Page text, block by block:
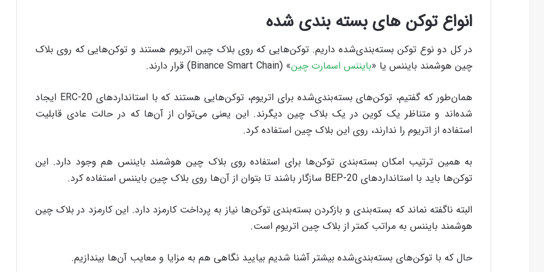
انواع توکن های بسته بندی شده
در کل دو نوع توکن بسته‌بندی‌شده داریم. توکن‌هایی که روی بلاک چین اتریوم هستند و توکن‌هایی که روی بلاک
چین هوشمند بایننس یا «بایننس اسمارت چین» (Binance Smart Chain) قرار دارند.
همان‌طور که گفتیم، توکن‌های بسته‌بندی‌شده برای اتریوم، توکن‌هایی هستند که با استانداردهای ERC-20 ایجاد
شده‌اند و متناظر یک کوین در یک بلاک چین دیگرند. این یعنی می‌توان از آن‌ها که در حالت عادی قابلیت
استفاده از اتریوم را ندارند، روی این بلاک چین استفاده کرد.
به همین ترتیب امکان بسته‌بندی توکن‌ها برای استفاده روی بلاک چین هوشمند بایننس هم وجود دارد. این
توکن‌ها باید با استانداردهای BEP-20 سازگار باشند تا بتوان از آن‌ها روی بلاک چین بایننس استفاده کرد.
البته ناگفته نماند که بسته‌بندی و بازکردن بسته‌بندی توکن‌ها نیاز به پرداخت کارمزد دارد. این کارمزد در بلاک چین
هوشمند بایننس به مراتب کمتر از بلاک چین اتریوم است.
حال که با توکن‌های بسته‌بندی‌شده بیشتر آشنا شدیم بیایید نگاهی هم به مزایا و معایب آن‌ها بیندازیم.